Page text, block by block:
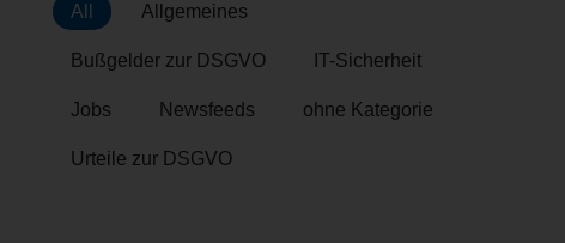
All Allgemeines
Bußgelder zur DSGVO IT-Sicherheit
Jobs Newsfeeds ohne Kategorie
Urteile zur DSGVO